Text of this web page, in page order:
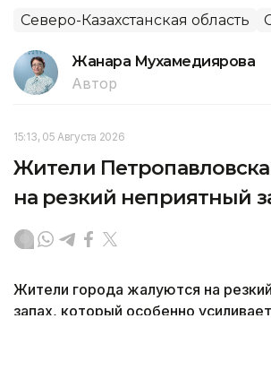
Северо-Казахстанская область
Жанара Мухамедиярова
Автор
15:13, 05 Августа 2026
Жители
на резкий неприятный
Жители города жалуются на
запах, который особенно